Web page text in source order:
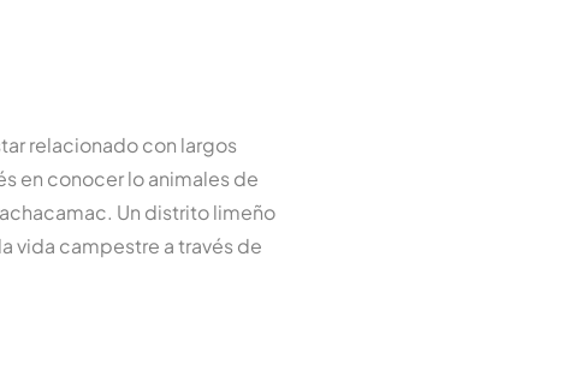
relacionado con largos
en conocer lo animales de
Un distrito limeño
vida campestre a través de